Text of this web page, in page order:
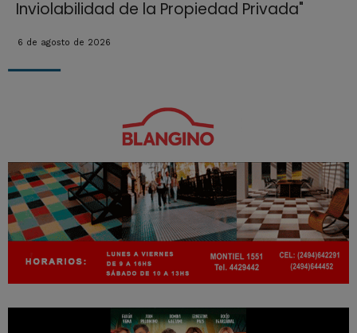
Inviolabilidad de la Propiedad Privada"
6 de agosto de 2026